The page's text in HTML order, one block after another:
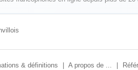
& définitions A propos de ...